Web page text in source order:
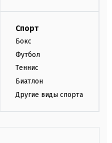
Спорт
Бокс
Футбол
Теннис
Биатлон
Другие виды спорта